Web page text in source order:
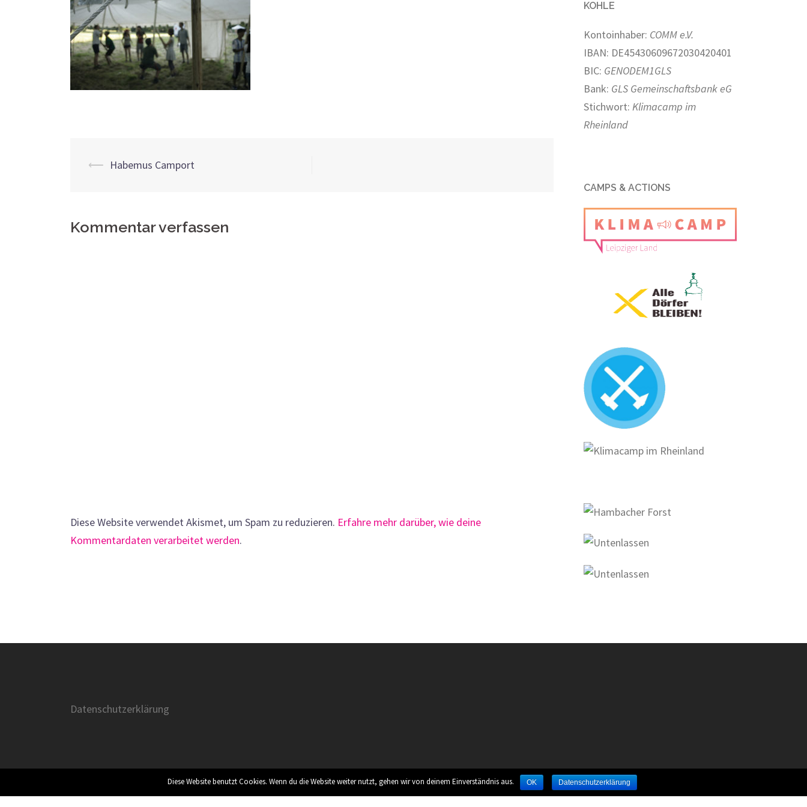
Beitrags-
⟵ Habemus Camport
Kommentar verfassen
Diese Website verwendet Akismet, um Spam zu reduzieren. Erfahre mehr darüber, wie deine
Kommentardaten verarbeitet werden.
KOHLE
Kontoinhaber: COMM e.V.
IBAN: DE45430609672030420401
BIC: GENODEM1GLS
Bank: GLS Gemeinschaftsbank eG
Stichwort: Klimacamp im
Rheinland
CAMPS & ACTIONS
Datenschutzerklärung
Diese Website benutzt Cookies. Wenn du die Website weiter nutzt, gehen wir von deinem Einverständnis aus. OK Datenschutzerklärung